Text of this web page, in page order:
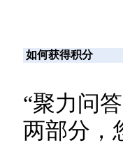
如何获得积分
“聚力问
两部分，